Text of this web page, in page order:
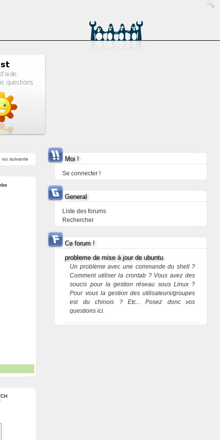
ou suivante Moi !
Se connecter !
General
Liste des forums
Rechercher
Ce forum !
probleme de mise à jour de ubuntu
Un problème avec une commande du shell ?
Comment utiliser la crontab ? Vous avez des
soucis pour la gestion réseau sous Linux ?
Pour vous la gestion des utilisateurs/groupes
est du chinois ? Etc... Posez donc vos
questions ici.